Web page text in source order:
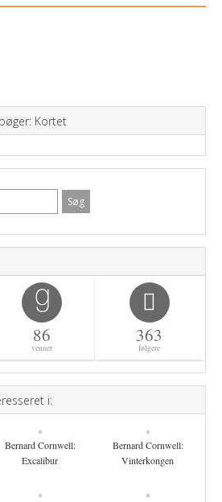
Kortet
86
venner
363
følgere
i:
Bernard Cornwell:
Excalibur
Bernard Cornwell:
Vinterkongen